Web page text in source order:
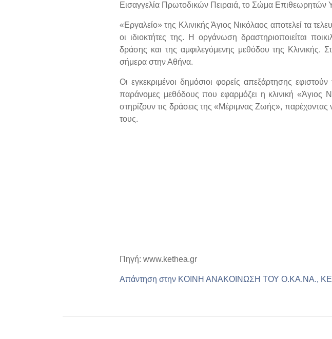
Εισαγγελία Πρωτοδικών Πειραιά, το Σώμα Επιθεωρητών
«Εργαλείο» της Κλινικής Άγιος Νικόλαος αποτελεί τα
οι ιδιοκτήτες της. Η οργάνωση δραστηριοποιείται
δράσης και της αμφιλεγόμενης μεθόδου της Κλινικής.
σήμερα στην Αθήνα.
Oι εγκεκριμένοι δημόσιοι φορείς απεξάρτησης
παράνομες μεθόδους που εφαρμόζει η κλινική «Άγιος
στηρίζουν τις δράσεις της «Μέριμνας Ζωής»,
τους.
Πηγή: www.kethea.gr
Απάντηση στην ΚΟΙΝΗ ΑΝΑΚΟΙΝΩΣΗ ΤΟΥ Ο.ΚΑ.ΝΑ.,